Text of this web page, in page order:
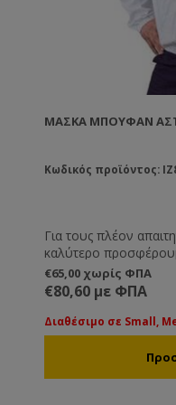
ΜΆΣΚΑ ΜΠΟΥΦΆΝ
Κωδικός προϊόντος:
Για τους πλέον
καλύτερο
Εξαιρετικό υλικό και
βαμβάκι, δροσερό και
στα άκρα και πολλές
καλύτερο.
€65,00 χωρίς ΦΠΑ
€80,60 με ΦΠΑ
Διαθέσιμο σε Small,